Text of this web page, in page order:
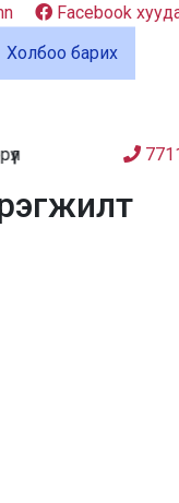
Facebook
Холбоо барих
хүсье.